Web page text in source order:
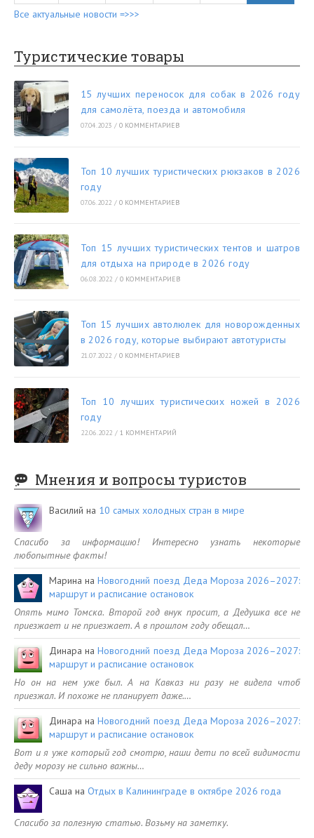
Все актуальные новости =>>>
Туристические товары
15 лучших переносок для собак в 2026 году
для самолёта, поезда и автомобиля
07.04.2023 / 0 КОММЕНТАРИЕВ
Топ 10 лучших туристических рюкзаков в 2026
году
07.06.2022 / 0 КОММЕНТАРИЕВ
Топ 15 лучших туристических тентов и шатров
для отдыха на природе в 2026 году
06.08.2022 / 0 КОММЕНТАРИЕВ
Топ 15 лучших автолюлек для новорожденных
в 2026 году, которые выбирают автотуристы
21.07.2022 / 0 КОММЕНТАРИЕВ
Топ 10 лучших туристических ножей в 2026
году
22.06.2022 / 1 КОММЕНТАРИЙ
Мнения и вопросы туристов
Василий на 10 самых холодных стран в мире
Спасибо за информацию! Интересно узнать некоторые
любопытные факты!
Марина наНовогодний поезд Деда Мороза 2026–2027:
маршрут и расписание остановок
Опять мимо Томска. Второй год внук просит, а Дедушка все не
приезжает и не приезжает. А в прошлом году обещал…
Динара наНовогодний поезд Деда Мороза 2026–2027:
маршрут и расписание остановок
Но он на нем уже был. А на Кавказ ни разу не видела чтоб
приезжал. И похоже не планирует даже.…
Динара наНовогодний поезд Деда Мороза 2026–2027:
маршрут и расписание остановок
Вот и я уже который год смотрю, наши дети по всей видимости
деду морозу не сильно важны…
Саша на Отдых в Калининграде в октябре 2026 года
Спасибо за полезную статью. Возьму на заметку.